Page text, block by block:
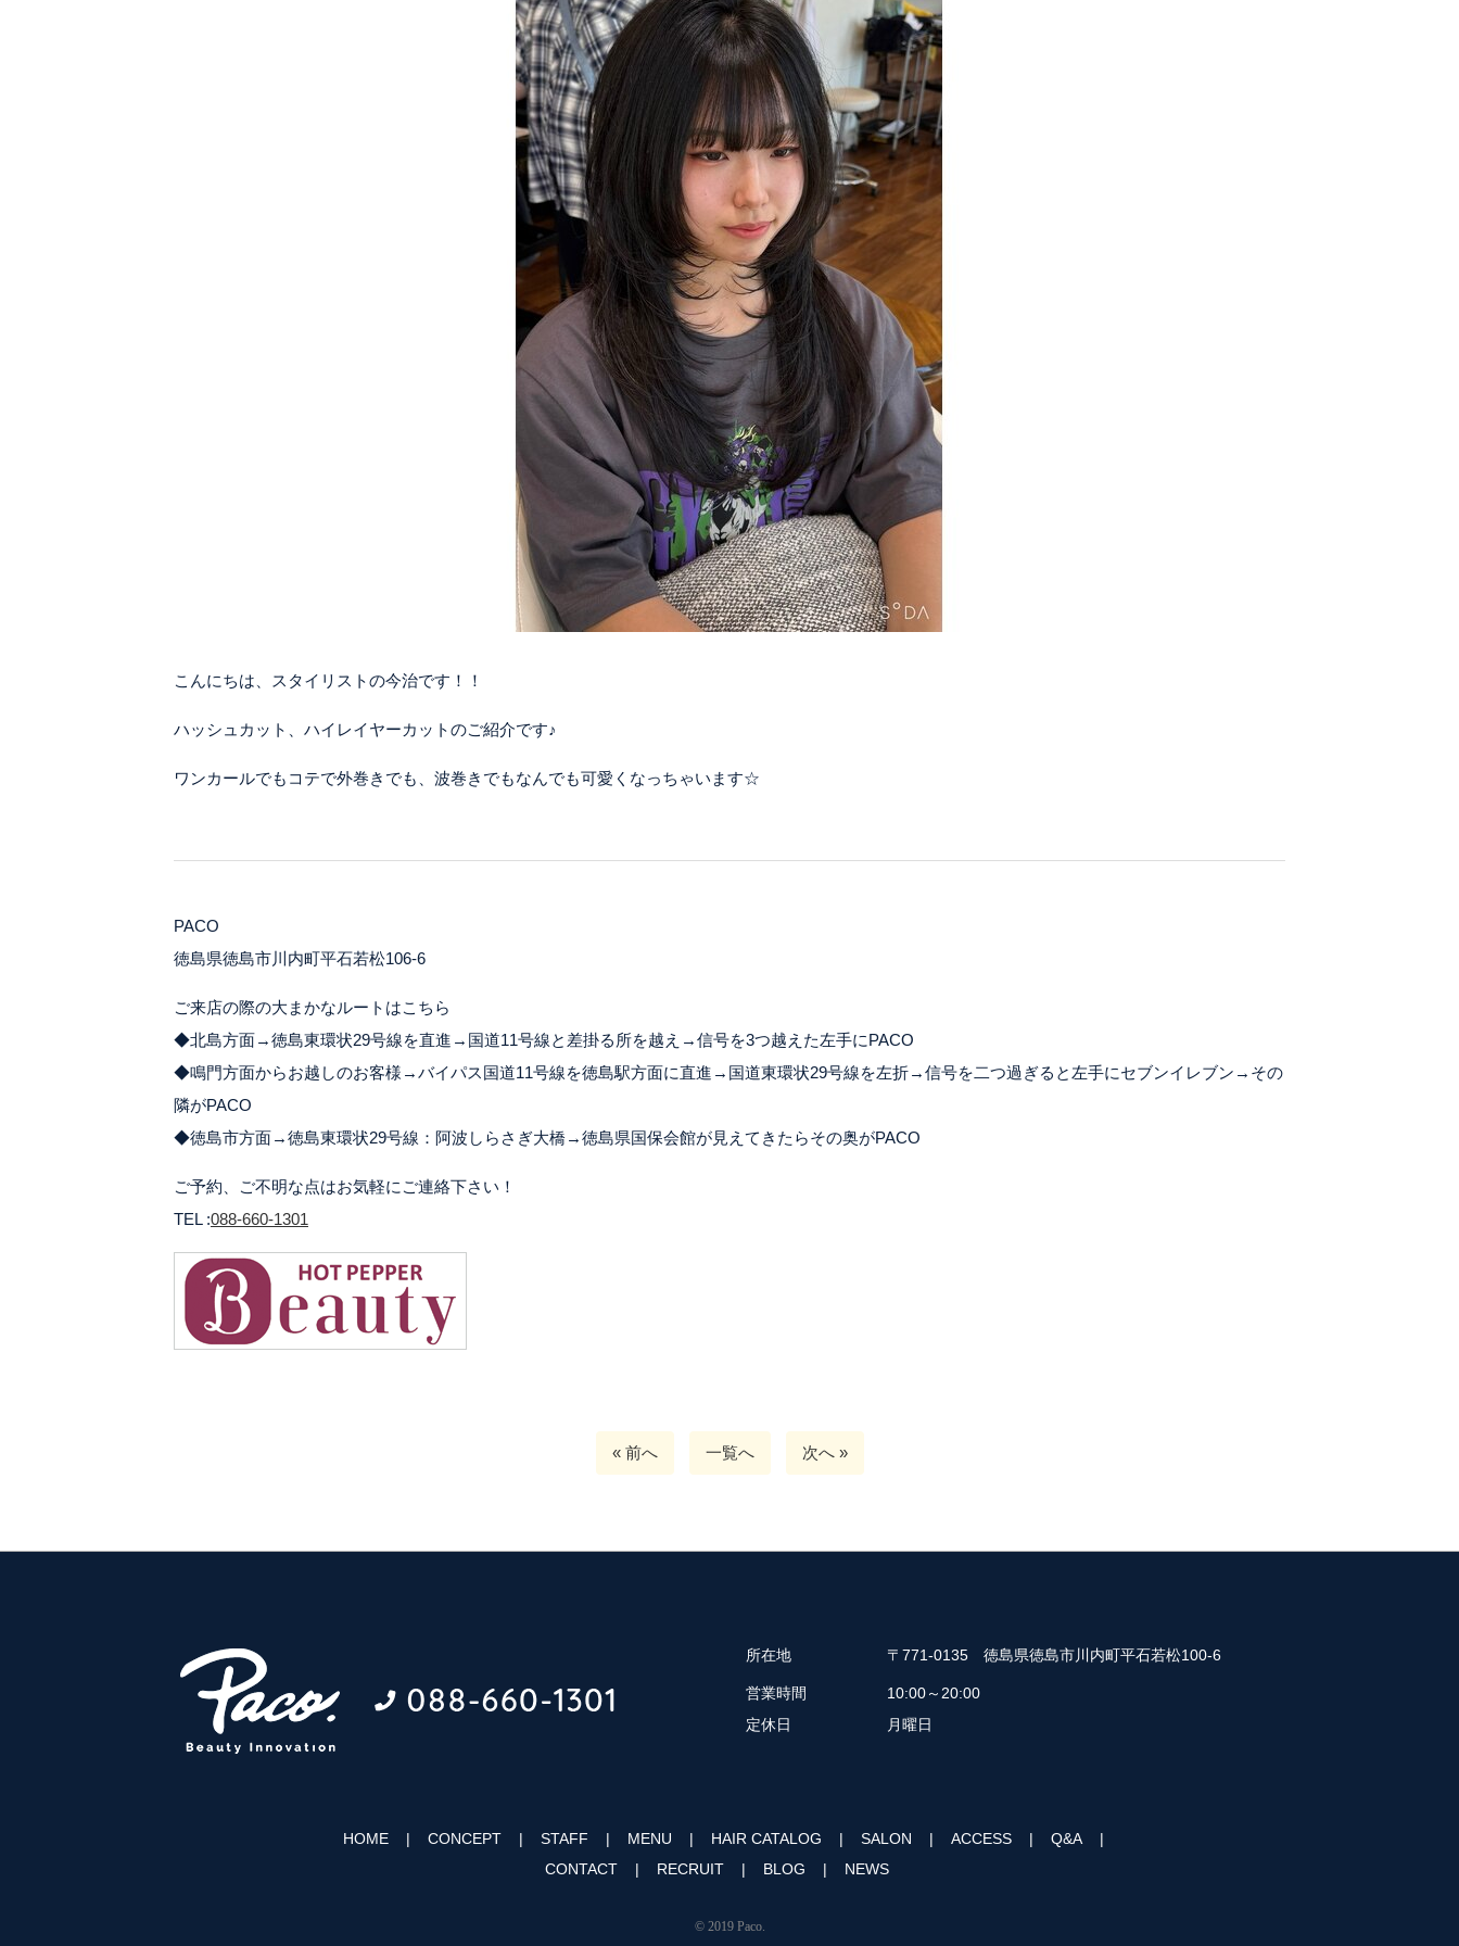
こんにちは、スタイリストの今治です！！
ハッシュカット、ハイレイヤーカットのご紹介です♪
ワンカールでもコテで外巻きでも、波巻きでもなんでも可愛くなっちゃいます☆
PACO
徳島県徳島市川内町平石若松106-6
ご来店の際の大まかなルートはこちら
◆北島方面→徳島東環状29号線を直進→国道11号線と差掛る所を越え→信号を3つ越えた左手にPACO
◆鳴門方面からお越しのお客様→バイパス国道11号線を徳島駅方面に直進→国道東環状29号線を左折→信号を二つ過ぎると左手にセブンイレブン→その
隣がPACO
◆徳島市方面→徳島東環状29号線：阿波しらさぎ大橋→徳島県国保会館が見えてきたらその奥がPACO
ご予約、ご不明な点はお気軽にご連絡下さい！
TEL :088-660-1301
« 前へ 一覧へ 次へ »
所在地 〒771-0135 徳島県徳島市川内町平石若松100-6
営業時間
10:00～20:00
定休日
月曜日
HOME CONCEPT STAFF MENU HAIR CATALOG SALON ACCESS
Q&A
CONTACT
RECRUIT BLOG NEWS
© 2019 Paco.